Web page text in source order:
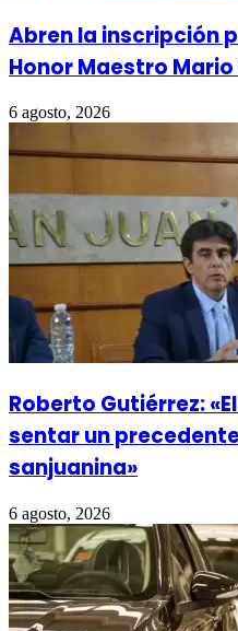
Abren la inscripción
Honor Maestro Mario
6 agosto, 2026
Roberto Gutiérrez:
sentar un
sanjuanina»
6 agosto, 2026